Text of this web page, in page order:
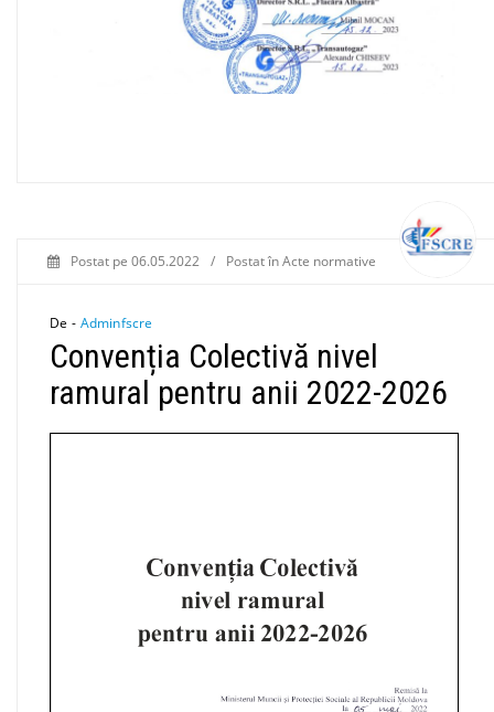
Postat pe 06.05.2022 / Postat înActe normative
De - Adminfscre
Convenția Colectivă nivel
ramural pentru anii 2022-2026